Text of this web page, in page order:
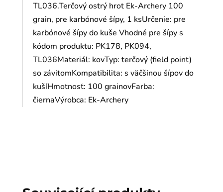
TL036.Terčový ostrý hrot Ek-Archery 100
grain, pre karbónové šípy, 1 ksUrčenie: pre
karbónové šípy do kuše Vhodné pre šípy s
kódom produktu: PK178, PK094,
TL036Materiál: kovTyp: terčový (field point)
so závitomKompatibilita: s väčšinou šípov do
kušíHmotnosť: 100 grainovFarba:
čiernaVýrobca: Ek-Archery